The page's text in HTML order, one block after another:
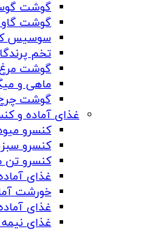
گوشت
گوشت گاو
سوسیس
تخم
گوشت مرغ
ماهی و
گوشت
غذای آماده و
کنسرو
کنسرو
کنسرو تن
غذای
خورشت
غذای
غذای